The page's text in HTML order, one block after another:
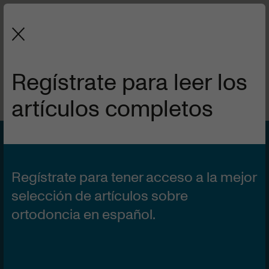
de Ortodoncia y Ortopedia Dentofacial.
La extracción seriada:
Manejo ortodóncico y
aplicación clínica. (2ª
Regístrate para leer los
artículos completos
Regístrate para tener acceso a la mejor
selección de artículos sobre
ortodoncia en español.